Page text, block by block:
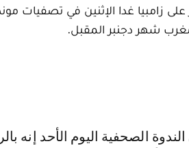
شهر دجنبر المقبل.